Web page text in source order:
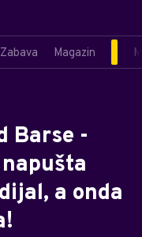
Zabava Magazin
Barse -
a onda